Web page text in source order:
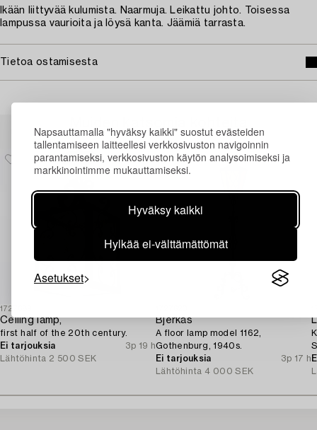
Napsauttamalla "hyväksy kaikki" suostut evästeiden
tallentamiseen laitteellesi verkkosivuston navigoinnin
parantamiseksi, verkkosivuston käytön analysoimiseksi ja
markkinointimme mukauttamiseksi.
Hyväksy kaikki
Hylkää ei-välttämättömät
Asetukset
Ikään liittyvää kulumista. Naarmuja. Leikattu johto. Toisessa
lampussa vaurioita ja löysä kanta. Jäämiä tarrasta.
Tietoa ostamisesta
1727689
Ceiling lamp,
first half of the 20th century.
Ei tarjouksia
3p 19 h
Lähtöhinta 2 500 SEK
Bjerkås
A floor lamp model 1162,
Gothenburg, 1940s.
Ei tarjouksia
3p 17 h
Lähtöhinta 4 000 SEK